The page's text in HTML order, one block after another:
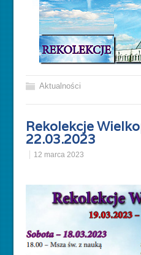
Aktualności
Rekolekcje
22.03.2023
12 marca 2023